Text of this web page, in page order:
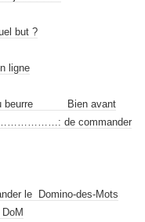
but ?
ligne
beurre Bien avant
de commander
le Domino-des-Mots